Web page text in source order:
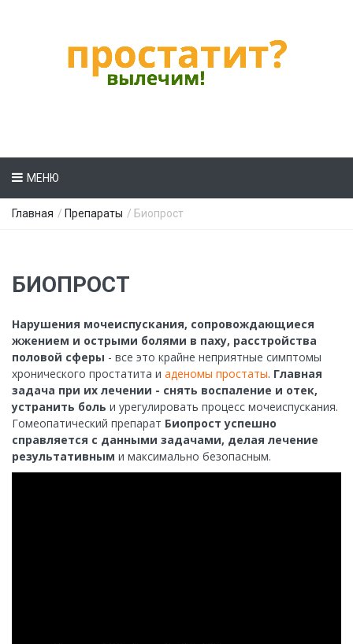
МЕНЮ
Главная / Препараты / Биопрост
БИОПРОСТ
Нарушения мочеиспускания, сопровождающиеся
жжением и острыми болями в паху, расстройства
половой сферы - все это крайне неприятные симптомы
хронического простатита и аденомы простаты. Главная
задача при их лечении - снять воспаление и отек,
устранить боль и урегулировать процесс мочеиспускания.
Гомеопатический препарат Биопрост успешно
справляется с данными задачами, делая лечение
результативным и максимально безопасным.